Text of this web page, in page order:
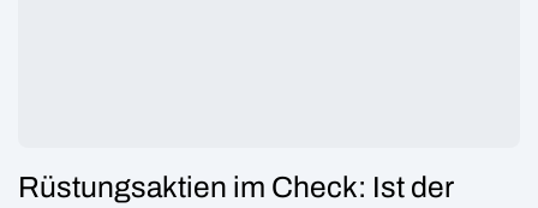
Rüstungsaktien im Check: Ist der